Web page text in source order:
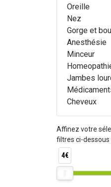
Oreille
Nez
Gorge et
Anesthésie
Minceur
Jambes
Cheveux
Affinez votre
filtres ci-dessous
4€